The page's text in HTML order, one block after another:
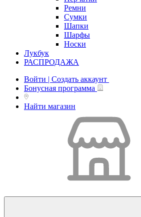
Ремни
Сумки
Шапки
Шарфы
Носки
Лукбук
РАСПРОДАЖА
Войти | Создать аккаунт
Бонусная программа
Найти магазин